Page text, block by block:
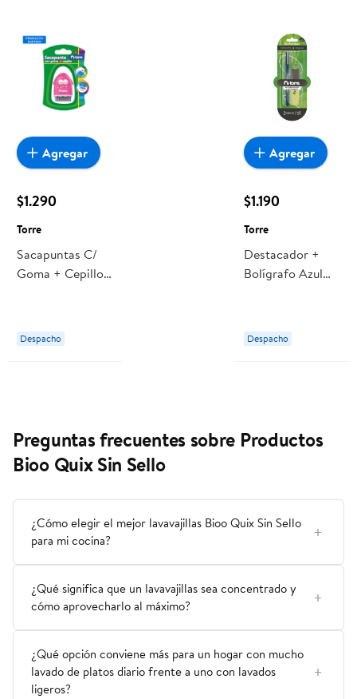
$1.290
Torre
Sacapuntas C/
Goma + Cepillo
Despacho
Agregar
$1.190
Torre
Destacador +
Bolígrafo Azul
Despacho
Agregar
Preguntas frecuentes sobre Productos
Bioo Quix Sin Sello
¿Cómo elegir el mejor lavavajillas Bioo Quix Sin Sello
para mi cocina?
¿Qué significa que un lavavajillas sea concentrado y
cómo aprovecharlo al máximo?
¿Qué opción conviene más para un hogar con mucho
lavado de platos diario frente a uno con lavados
ligeros?